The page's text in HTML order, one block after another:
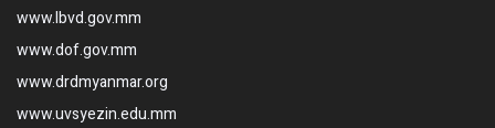
www.lbvd.gov.mm
www.dof.gov.mm
www.drdmyanmar.org
www.uvsyezin.edu.mm